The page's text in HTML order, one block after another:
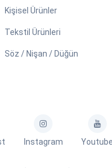
Kişisel Ürünler
Tekstil Ürünleri
Söz / Nişan / Düğün
Instagram